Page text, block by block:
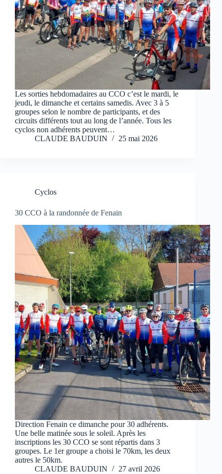
Les sorties hebdomadaires au CCO c’est le mardi, le
jeudi, le dimanche et certains samedis. Avec 3 à 5
groupes selon le nombre de participants, et des
circuits différents tout au long de l’année. Tous les
cyclos non adhérents peuvent…
CLAUDE BAUDUIN
25 mai 2026
Cyclos
30 CCO à la randonnée de Fenain
Direction Fenain ce dimanche pour 30 adhérents.
Une belle matinée sous le soleil. Après les
inscriptions les 30 CCO se sont répartis dans 3
groupes. Le 1er groupe a choisi le 70km, les deux
autres le 50km.
CLAUDE BAUDUIN
27 avril 2026